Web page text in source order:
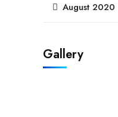
August 2020
Gallery